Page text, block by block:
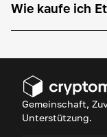
Wie kaufe ich
Gemeinschaft,
Unterstützung.